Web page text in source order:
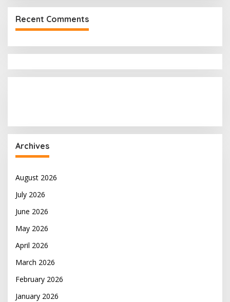
Recent Comments
Archives
August 2026
July 2026
June 2026
May 2026
April 2026
March 2026
February 2026
January 2026